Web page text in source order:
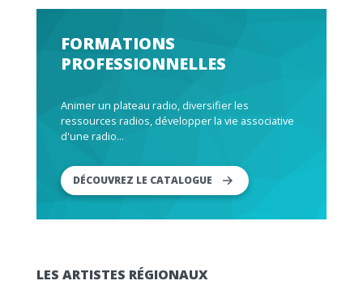
FORMATIONS
PROFESSIONNELLES
Animer un plateau radio, diversifier les
ressources radios, développer la vie associative
d'une radio...
DÉCOUVREZ LE CATALOGUE
LES ARTISTES RÉGIONAUX